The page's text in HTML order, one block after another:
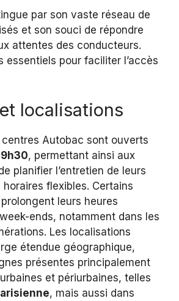
par son vaste réseau de
et son souci de répondre
attentes des conducteurs.
essentiels pour faciliter l’accès
localisations
Autobac sont ouverts
, permettant ainsi aux
planifier l’entretien de leurs
flexibles. Certains
leurs heures
ends, notamment dans les
Les localisations
étendue géographique,
présentes principalement
et périurbaines, telles
, mais aussi dans